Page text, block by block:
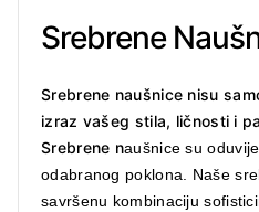
Srebrene
Srebrene naušnice nisu
izraz vašeg stila, ličnosti i
Srebrene naušnice su
odabranog poklona. Naše
savršenu kombinaciju